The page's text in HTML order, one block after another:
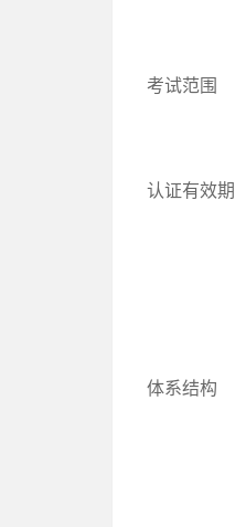
考试范围
认证有效期
体系结构